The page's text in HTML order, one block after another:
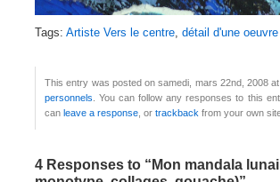
Tags: Artiste Vers le centre, détail d'une
This entry was posted on samedi, mars 22nd, 2008
personnels . You can follow any responses to this
can leave a response , or trackback from your own
4 Responses to “Mon mandala